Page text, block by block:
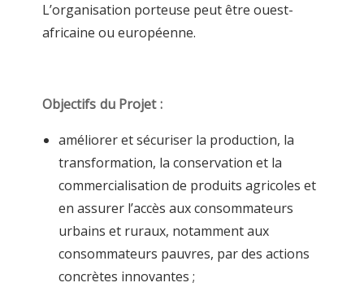
L’organisation porteuse peut être ouest-
africaine ou européenne.
Objectifs du Projet :
améliorer et sécuriser la production, la
transformation, la conservation et la
commercialisation de produits agricoles et
en assurer l’accès aux consommateurs
urbains et ruraux, notamment aux
consommateurs pauvres, par des actions
concrètes innovantes ;